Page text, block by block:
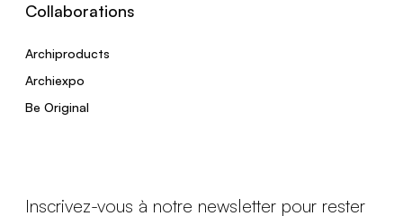
Collaborations
Archiproducts
Archiexpo
Be Original
Inscrivez-vous à notre newsletter pour rester